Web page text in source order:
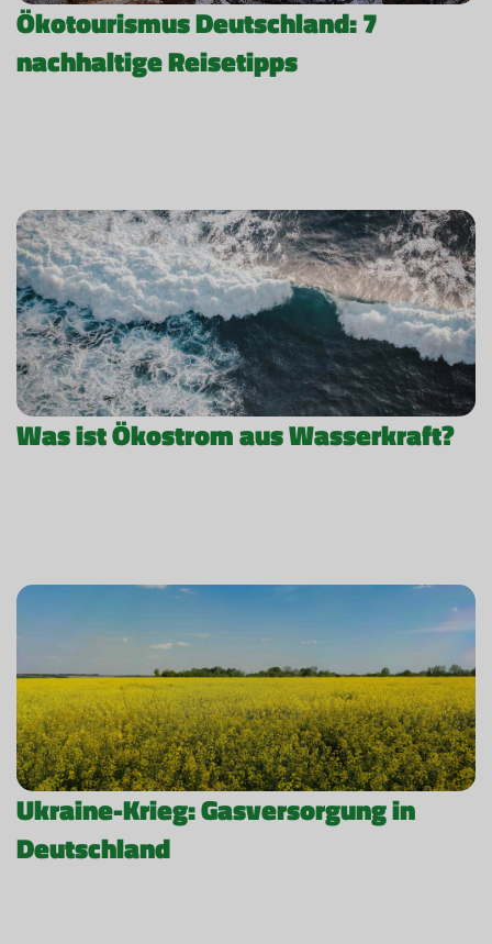
Ökotourismus Deutschland: 7
nachhaltige Reisetipps
Was ist Ökostrom aus Wasserkraft?
Ukraine-Krieg: Gasversorgung in
Deutschland